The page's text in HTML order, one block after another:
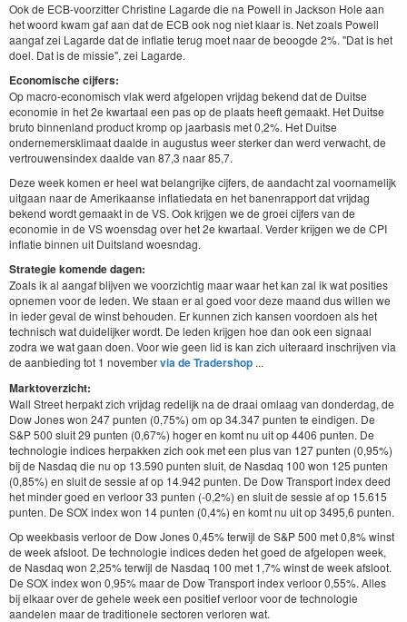
Ook de ECB-voorzitter Christine Lagarde die na Powell in Jackson Hole aan
het woord kwam gaf aan dat de ECB ook nog niet klaar is. Net zoals Powell
aangaf zei Lagarde dat de inflatie terug moet naar de beoogde 2%. "Dat is het
doel. Dat is de missie", zei Lagarde.
Economische cijfers:
Op macro-economisch vlak werd afgelopen vrijdag bekend dat de Duitse
economie in het 2e kwartaal een pas op de plaats heeft gemaakt. Het Duitse
bruto binnenland product kromp op jaarbasis met 0,2%. Het Duitse
ondernemersklimaat daalde in augustus weer sterker dan werd verwacht, de
vertrouwensindex daalde van 87,3 naar 85,7.
Deze week komen er heel wat belangrijke cijfers, de aandacht zal voornamelijk
uitgaan naar de Amerikaanse inflatiedata en het banenrapport dat vrijdag
bekend wordt gemaakt in de VS. Ook krijgen we de groei cijfers van de
economie in de VS woensdag over het 2e kwartaal. Verder krijgen we de CPI
inflatie binnen uit Duitsland woesndag.
Strategie komende dagen:
Zoals ik al aangaf blijven we voorzichtig maar waar het kan zal ik wat posities
opnemen voor de leden. We staan er al goed voor deze maand dus willen we
in ieder geval de winst behouden. Er kunnen zich kansen voordoen als het
technisch wat duidelijker wordt. De leden krijgen hoe dan ook een signaal
zodra we wat gaan doen. Voor wie geen lid is kan zich uiteraard inschrijven via
de aanbieding tot 1 novembervia de Tradershop ...
Marktoverzicht:
Wall Street herpakt zich vrijdag redelijk na de draai omlaag van donderdag, de
Dow Jones won 247 punten (0,75%) om op 34.347 punten te eindigen. De
S&P 500 sluit 29 punten (0,67%) hoger en komt nu uit op 4406 punten. De
technologie indices herpakken zich ook met een plus van 127 punten (0,95%)
bij de Nasdaq die nu op 13.590 punten sluit, de Nasdaq 100 won 125 punten
(0,85%) en sluit de sessie af op 14.942 punten. De Dow Transport index deed
het minder goed en verloor 33 punten (-0,2%) en sluit de sessie af op 15.615
punten. De SOX index won 14 punten (0,4%) en komt nu uit op 3495,6 punten.
Op weekbasis verloor de Dow Jones 0,45% terwijl de S&P 500 met 0,8% winst
de week afsloot. De technologie indices deden het goed de afgelopen week,
de Nasdaq won 2,25% terwijl de Nasdaq 100 met 1,7% winst de week afsloot.
De SOX index won 0,95% maar de Dow Transport index verloor 0,55%. Alles
bij elkaar over de gehele week een positief verloor voor de technologie
aandelen maar de traditionele sectoren verloren wat.